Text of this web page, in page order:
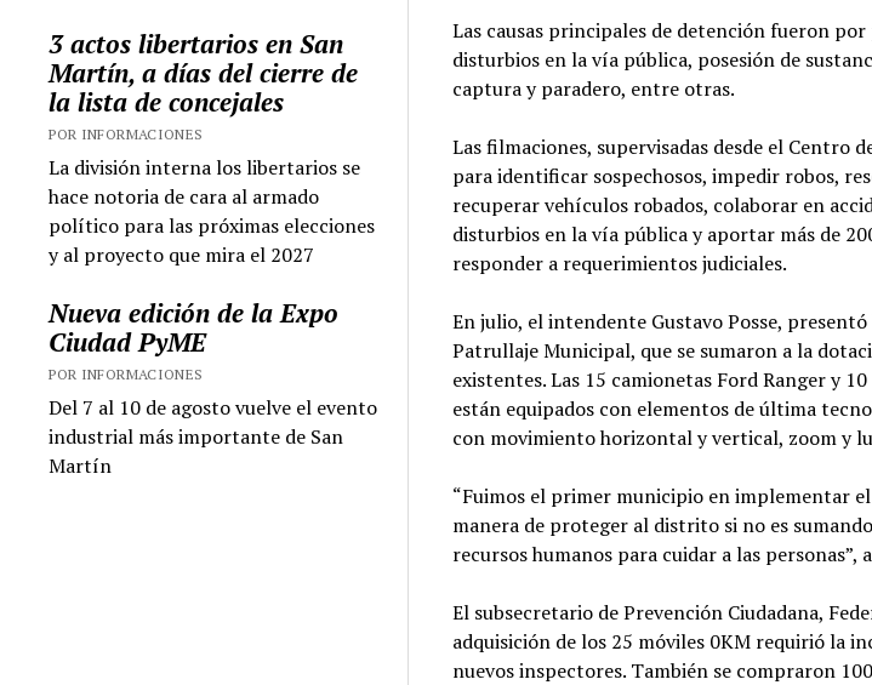
3 actos libertarios en San
Martín, a días del cierre de
la lista de concejales
POR INFORMACIONES
La división interna los libertarios se
hace notoria de cara al armado
político para las próximas elecciones
y al proyecto que mira el 2027
Nueva edición de la Expo
Ciudad PyME
POR INFORMACIONES
Del 7 al 10 de agosto vuelve el evento
industrial más importante de San
Martín
Las causas principales de detención fueron
disturbios en la vía pública, posesión de
captura y paradero, entre otras.
Las filmaciones, supervisadas desde el Centro
para identificar sospechosos, impedir robos,
recuperar vehículos robados, colaborar en
disturbios en la vía pública y aportar más de
responder a requerimientos judiciales.
En julio, el intendente Gustavo Posse,
Patrullaje Municipal, que se sumaron a la
existentes. Las 15 camionetas Ford Ranger y
están equipados con elementos de última
con movimiento horizontal y vertical, zoom y
“Fuimos el primer municipio en implementar
manera de proteger al distrito si no es
recursos humanos para cuidar a las personas”,
El subsecretario de Prevención Ciudadana,
adquisición de los 25 móviles 0KM requirió la
nuevos inspectores. También se compraron